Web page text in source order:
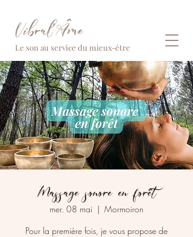
Vibral'Âme
Le son au service du mieux-être
Massage sonore en forêt
mer. 08 mai
  |
Mormoiron
Pour la première fois, je vous propose de